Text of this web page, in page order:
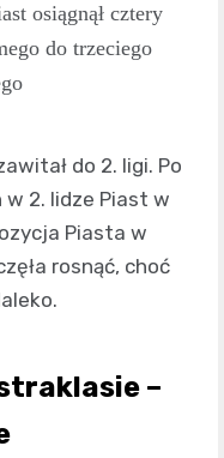
osiągnął cztery
do trzeciego
do 2. ligi. Po
2. lidze Piast w
Piasta w
rosnąć, choć
–